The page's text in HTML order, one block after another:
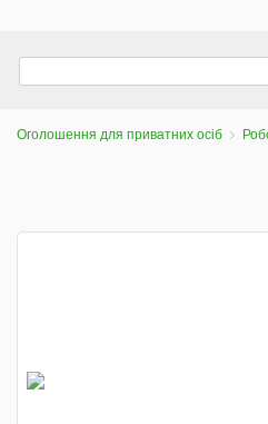
Оголошення для приватних осіб